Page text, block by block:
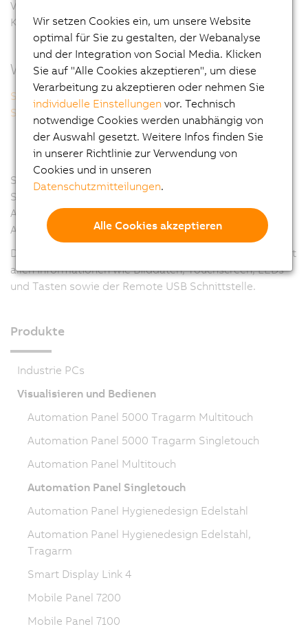
Verbindung zwischen PC und Display über ein einziges
Kabel und ist die ideale Lösung für kürzere Distanzen.
Weitere Informationen
Smart Display Link 4
Smart Display Link 3
Sollen größere Entfernungen überbrückt werden, spielt
Smart Display Link 4 seine Stärken aus. Damit können
Automation Panels bis zu 100 m entfernt vom
Automation PC betrieben werden.
Der Smart Display Link versorgt die Displayeinheiten mit
allen Informationen wie Bilddaten, Touchscreen, LEDs
und Tasten sowie der Remote USB Schnittstelle.
Produkte
Industrie PCs
Visualisieren und Bedienen
Automation Panel 5000 Tragarm Multitouch
Automation Panel 5000 Tragarm Singletouch
Automation Panel Multitouch
Automation Panel Singletouch
Automation Panel Hygienedesign Edelstahl
Automation Panel Hygienedesign Edelstahl,
Tragarm
Smart Display Link 4
Mobile Panel 7200
Mobile Panel 7100
Wir setzen Cookies ein, um unsere Website
optimal für Sie zu gestalten, der Webanalyse
und der Integration von Social Media. Klicken
Sie auf "Alle Cookies akzeptieren", um diese
Verarbeitung zu akzeptieren oder nehmen Sie
individuelle Einstellungen vor. Technisch
notwendige Cookies werden unabhängig von
der Auswahl gesetzt. Weitere Infos finden Sie
in unserer Richtlinie zur Verwendung von
Cookies und in unseren
Datenschutzmitteilungen.
Alle Cookies akzeptieren